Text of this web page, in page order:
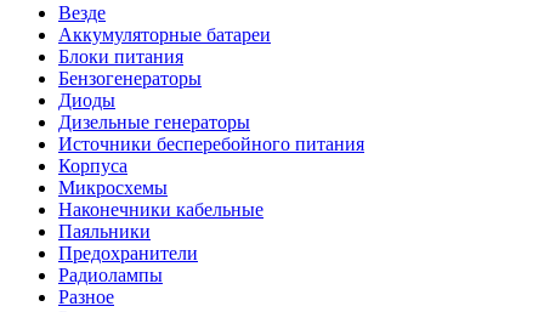
Везде
Аккумуляторные батареи
Блоки питания
Бензогенераторы
Диоды
Дизельные генераторы
Источники бесперебойного питания
Корпуса
Микросхемы
Наконечники кабельные
Паяльники
Предохранители
Радиолампы
Разное